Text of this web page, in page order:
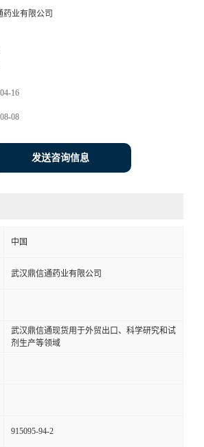
药业有限公司
16
08
发送咨询信息
中国
武汉鼎信通药业有限公司
武汉鼎信通现货用于外贸出口、科学研究和试
剂生产等领域
915095-94-2